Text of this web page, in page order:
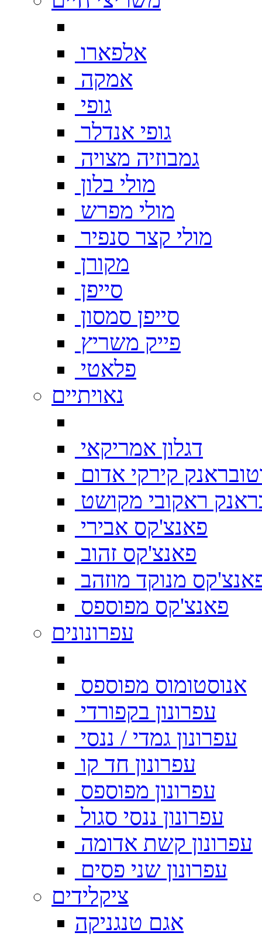
אלפארו
אמקה
גופי
גופי אנדלר
גמבוזיה מצויה
מולי בלון
מולי מפרש
מולי קצר סנפיר
מקורן
סייפן
סייפן סמסון
פייק משריץ
פלאטי
נאויתיים
דגלון אמריקאי
קירקי אדום
ראקובי מקושט
פאנצ'קס אבירי
פאנצ'קס זהוב
מנוקד מוזהב
פאנצ'קס מפוספס
עפרונונים
אנוסטומוס מפוספס
עפרונון בקפורדי
עפרונון גמדי / ננסי
עפרונון חד קו
עפרונון מפוספס
עפרונון ננסי סגול
עפרונון קשת אדומה
עפרונון שני פסים
ציקלידים
אגם טנגניקה